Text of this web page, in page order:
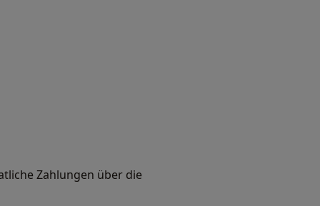
Zahlungen über die